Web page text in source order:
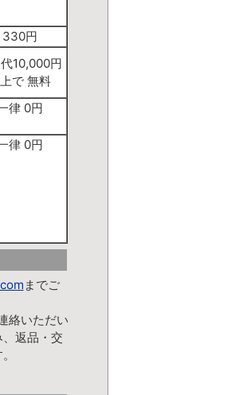
330円
10,000円
で 無料
律 0円
律 0円
までご
絡いただい
返品・交